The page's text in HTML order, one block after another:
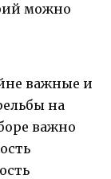
можно
важные и
на
важно